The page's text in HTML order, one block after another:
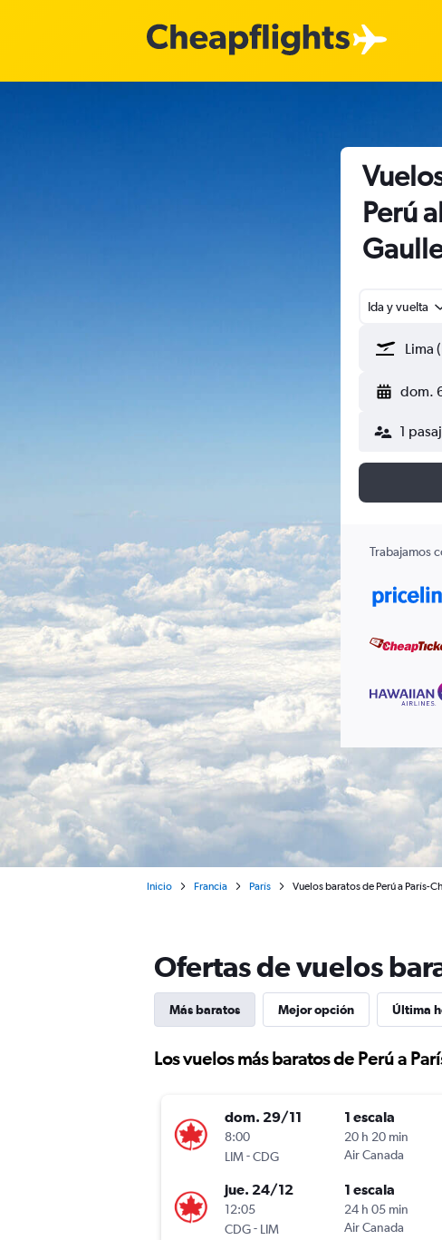
Perú
Ida y vuelta
dom.
1
Trabajamos
Inicio Francia París Vuelos baratos de Perú a París-
Ofertas de vuelos
Más baratos Mejor opción Última
Los vuelos más baratos de Perú a
dom. 29/11
8:00
LIM-CDG
1 escala
20 h 20 min
Air Canada
jue. 24/12
12:05
CDG- LIM
1 escala
24 h 05 min
Air Canada